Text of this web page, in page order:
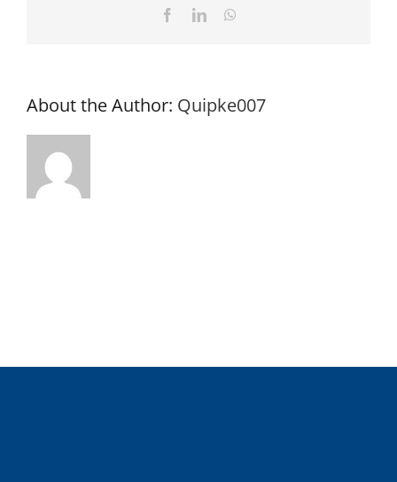
FacebookLinkedIn
About the Author: Quipke007